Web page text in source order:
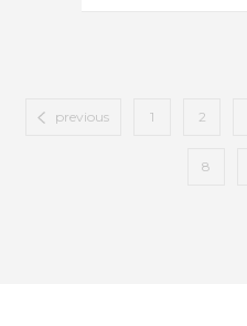
previous 1 2
8